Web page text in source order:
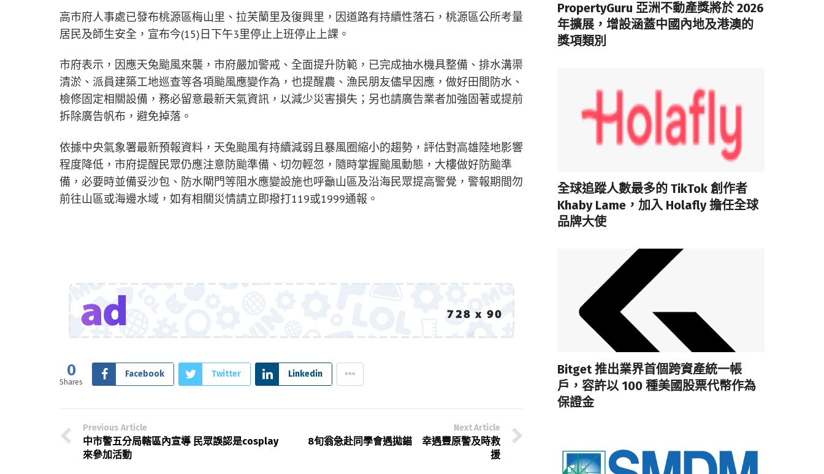
高市府人事處已發布桃源區梅山里、拉芙蘭里及復興里，因道路有持續性落石，桃源區公所考量
居民及師生安全，宣布今(15)日下午3里停止上班停止上課。
市府表示，因應天兔颱風來襲，市府嚴加警戒、全面提升防範，已完成抽水機具整備、排水溝渠
清淤、派員建築工地巡查等各項颱風應變作為，也提醒農、漁民朋友儘早因應，做好田間防水、
檢修固定相關設備，務必留意最新天氣資訊，以減少災害損失；另也請廣告業者加強固著或提前
拆除廣告帆布，避免掉落。
依據中央氣象署最新預報資料，天兔颱風有持續減弱且暴風圈縮小的趨勢，評估對高雄陸地影響
程度降低，市府提醒民眾仍應注意防颱準備、切勿輕忽，隨時掌握颱風動態，大樓做好防颱準
備，必要時並備妥沙包、防水閘門等阻水應變設施也呼籲山區及沿海民眾提高警覺，警報期間勿
前往山區或海邊水域，如有相關災情請立即撥打119或1999通報。
0
Shares
Facebook Twitter Linkedin
Previous Article
中市警五分局轄區內宣導 民眾誤認是cosplay
來參加活動
Next Article
8旬翁急赴同學會遇拋錨 幸遇豐原警及時救
援
PropertyGuru 亞洲不動產獎將於 2026
年擴展，增設涵蓋中國內地及港澳的
獎項類別
全球追蹤人數最多的 TikTok 創作者
Khaby Lame，加入 Holafly 擔任全球
品牌大使
Bitget 推出業界首個跨資產統一帳
戶，容許以 100 種美國股票代幣作為
保證金